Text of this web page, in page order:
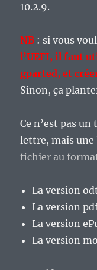
10.2.9.
NB : si vous
l’UEFI, il faut
gparted, et
Sinon, ça
Ce n’est pas
lettre, mais une
fichier au
La version
La version
La version
La version